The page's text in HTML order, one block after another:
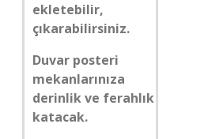
ekletebilir,
çıkarabilirsiniz.
Duvar posteri
mekanlarınıza
derinlik ve ferahlık
katacak.